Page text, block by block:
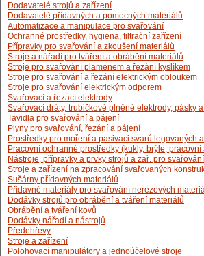
Dodavatelé strojů a zařízení
Dodavatelé přídavných a pomocných materiálů
Automatizace a manipulace pro svařování
Ochranné prostředky, hygiena, filtrační zařízení
Přípravky pro svařování a zkoušení materiálů
Stroje a nářadí pro tváření a obrábění materiálů
Stroje pro svařování plamenem a řezání kyslíkem
Stroje pro svařování a řezání elektrickým obloukem
Stroje pro svařování elektrickým odporem
Svařovací a řezací elektrody
Svařovací dráty, trubičkové plněné elektrody, pásky
Tavidla pro svařování a pájení
Plyny pro svařování, řezání a pájení
Prostředky pro moření a pasivaci svarů legovaných
Pracovní ochranné prostředky (kukly, brýle,
Nástroje, přípravky a prvky strojů a zař. pro
Stroje a zařízení na zpracování svařovaných
Sušárny přídavných materiálů
Přídavné materiály pro svařování nerezových
Dodávky strojů pro obrábění a tváření materiálů
Obrábění a tváření kovů
Dodávky nářadí a nástrojů
Předehřevy
Stroje a zařízení
Polohovací manipulátory a jednoúčelové stroje